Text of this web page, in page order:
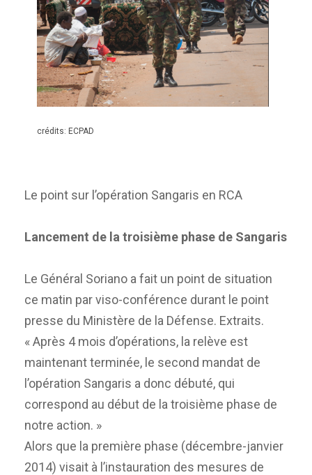
crédits: ECPAD
Le point sur l’opération Sangaris en RCA
Lancement de la troisième phase de Sangaris
Le Général Soriano a fait un point de situation
ce matin par viso-conférence durant le point
presse du Ministère de la Défense. Extraits.
« Après 4 mois d’opérations, la relève est
maintenant terminée, le second mandat de
l’opération Sangaris a donc débuté, qui
correspond au début de la troisième phase de
notre action. »
Alors que la première phase (décembre-janvier
2014) visait à l’instauration des mesures de